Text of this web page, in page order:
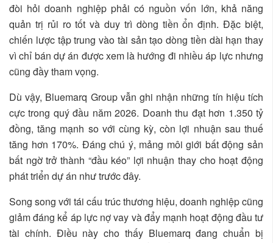
đòi hỏi doanh nghiệp phải có nguồn vốn lớn, khả năng
quản trị rủi ro tốt và duy trì dòng tiền ổn định. Đặc biệt,
chiến lược tập trung vào tài sản tạo dòng tiền dài hạn thay
vì chỉ bán dự án được xem là hướng đi nhiều áp lực nhưng
cũng đầy tham vọng.
Dù vậy, Bluemarq Group vẫn ghi nhận những tín hiệu tích
cực trong quý đầu năm 2026. Doanh thu đạt hơn 1.350 tỷ
đồng, tăng mạnh so với cùng kỳ, còn lợi nhuận sau thuế
tăng hơn 170%. Đáng chú ý, mảng môi giới bất động sản
bất ngờ trở thành “đầu kéo” lợi nhuận thay cho hoạt động
phát triển dự án như trước đây.
Song song với tái cấu trúc thương hiệu, doanh nghiệp cũng
giảm đáng kể áp lực nợ vay và đẩy mạnh hoạt động đầu tư
tài chính. Điều này cho thấy Bluemarq đang chuẩn bị